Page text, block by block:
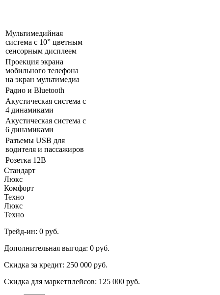
Мультимедийная
система с 10” цветным
сенсорным дисплеем
Проекция экрана
мобильного телефона
на экран мультимедиа
Радио и Bluetooth
Акустическая система с
4 динамиками
Акустическая система с
6 динамиками
Разъeмы USB для
водителя и пассажиров
Розетка 12В
Стандарт
Люкс
Комфорт
Техно
Люкс
Техно
Трейд-ин: 0 руб.
Дополнительная выгода: 0 руб.
Скидка за кредит: 250 000 руб.
Скидка для маркетплейсов: 125 000 руб.